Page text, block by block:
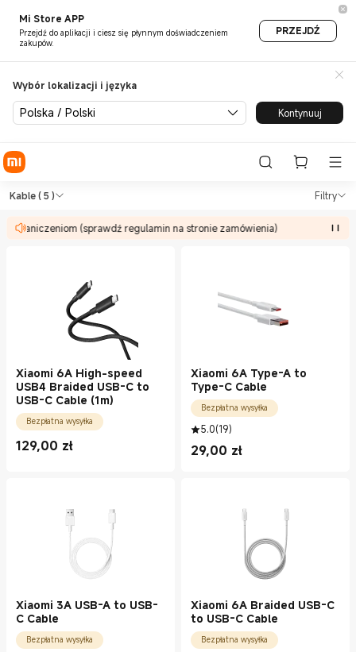
Mi Store APP
Przejdź do aplikacji i ciesz się płynnym doświadczeniem
zakupów.
PRZEJDŹ
Wybór lokalizacji i języka
Polska / Polski Kontynuuj
Shop Ładowanie Kable in
Kable( 5 ) Filtry
ograniczeniom (sprawdź regulamin na stronie zamówienia)
Shop Ładowanie Kable in Xiaomi Mi
Xiaomi 6A High-speed
USB4 Braided USB-C to
USB-C Cable (1m)
Bezpłatna wysyłka
129,00 zł
Current Price zł129.00
Xiaomi 6A Type-A to
Type-C Cable
Bezpłatna wysyłka
5.0(19)
29,00 zł
Current Price zł29.00
Xiaomi 3A USB-A to USB-
C Cable
Bezpłatna wysyłka
Xiaomi 6A Braided USB-C
to USB-C Cable
Bezpłatna wysyłka